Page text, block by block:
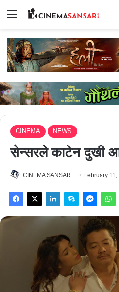
Menu
CINEMA NEWS
सेन्सरले काटेन दुखी
CINEMA SANSAR February 11,